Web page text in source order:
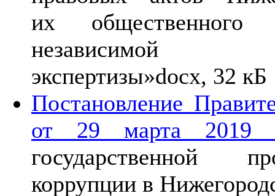
их общественного
независимой
экспертизы»docx, 32 кБ
Постановление
от 29 марта
государственной
коррупции в